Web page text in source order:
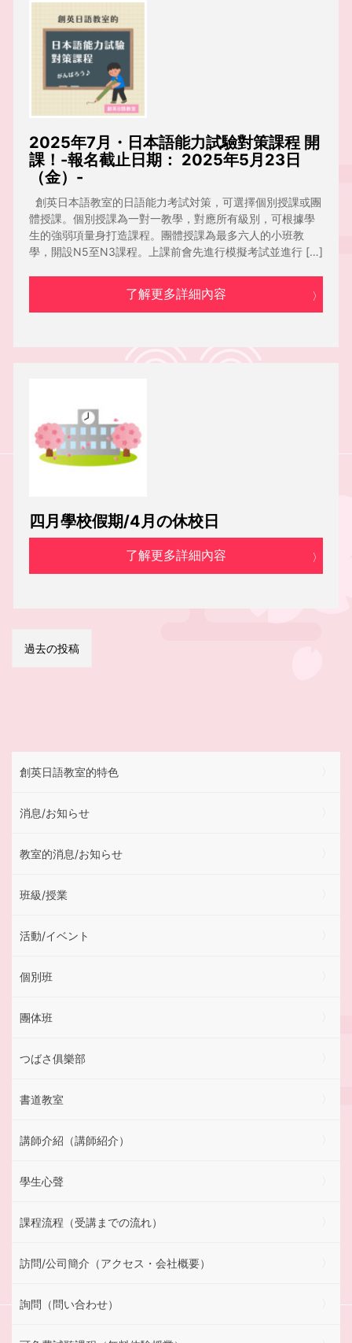
2025年7月・日本語能力試驗對策課程 開
課！-報名截止日期： 2025年5月23日
（金）-
創英日本語教室的日語能力考試対策，可選擇個別授課或團
體授課。個別授課為一對一教學，對應所有級別，可根據學
生的強弱項量身打造課程。團體授課為最多六人的小班教
學，開設N5至N3課程。上課前會先進行模擬考試並進行 […]
了解更多詳細內容
四月學校假期/4月の休校日
了解更多詳細內容
稿
ン
過去の投稿
創英日語教室的特色
消息/お知らせ
教室的消息/お知らせ
班級/授業
活動/イベント
個別班
團体班
つばさ俱樂部
書道教室
講師介紹（講師紹介）
學生心聲
課程流程（受講までの流れ）
訪問/公司簡介（アクセス・会社概要）
詢問（問い合わせ）